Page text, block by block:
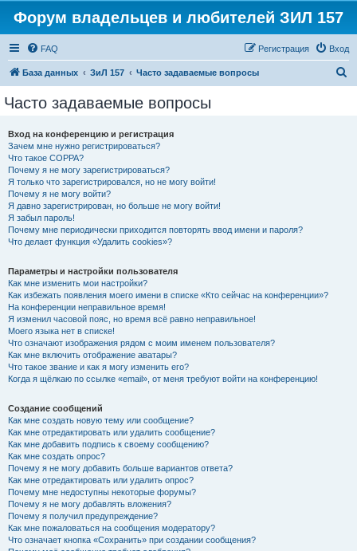
Форум владельцев и любителей ЗИЛ 157
FAQ Вход
Регистрация
База данных ЗиЛ 157 Часто задаваемые вопросы
Часто задаваемые вопросы
Вход на конференцию и регистрация
Зачем мне нужно регистрироваться?
Что такое COPPA?
Почему я не могу зарегистрироваться?
Я только что зарегистрировался, но не могу войти!
Почему я не могу войти?
Я давно зарегистрирован, но больше не могу войти!
Я забыл пароль!
Почему мне периодически приходится повторять ввод имени и пароля?
Что делает функция «Удалить cookies»?
Параметры и настройки пользователя
Как мне изменить мои настройки?
Как избежать появления моего имени в списке «Кто сейчас на конференции»?
На конференции неправильное время!
Я изменил часовой пояс, но время всё равно неправильное!
Моего языка нет в списке!
Что означают изображения рядом с моим именем пользователя?
Как мне включить отображение аватары?
Что такое звание и как я могу изменить его?
Когда я щёлкаю по ссылке «email», от меня требуют войти на конференцию!
Создание сообщений
Как мне создать новую тему или сообщение?
Как мне отредактировать или удалить сообщение?
Как мне добавить подпись к своему сообщению?
Как мне создать опрос?
Почему я не могу добавить больше вариантов ответа?
Как мне отредактировать или удалить опрос?
Почему мне недоступны некоторые форумы?
Почему я не могу добавлять вложения?
Почему я получил предупреждение?
Как мне пожаловаться на сообщения модератору?
Что означает кнопка «Сохранить» при создании сообщения?